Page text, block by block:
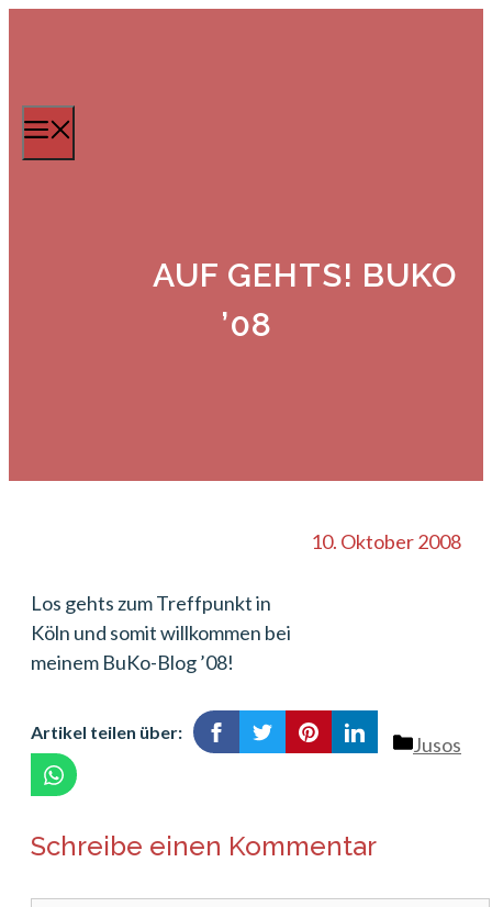
AUF GEHTS! BUKO
’08
10. Oktober 2008
Los gehts zum Treffpunkt in
Köln und somit willkommen bei
meinem BuKo-Blog ’08!
Jusos
Artikel teilen über:
Schreibe einen Kommentar